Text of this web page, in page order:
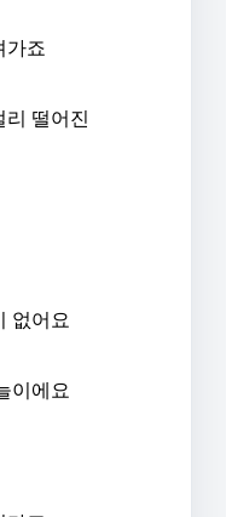
가죠
리 떨어진
없어요
이에요